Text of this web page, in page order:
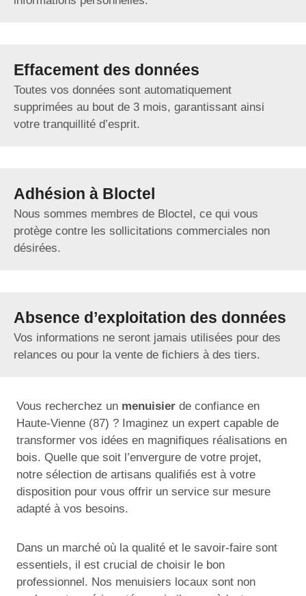
Effacement des données
Toutes vos données sont automatiquement
supprimées au bout de 3 mois, garantissant ainsi
votre tranquillité d’esprit.
Adhésion à Bloctel
Nous sommes membres de Bloctel, ce qui vous
protège contre les sollicitations commerciales non
désirées.
Absence d’exploitation des données
Vos informations ne seront jamais utilisées pour des
relances ou pour la vente de fichiers à des tiers.
Vous recherchez un menuisier de confiance en
Haute-Vienne (87) ? Imaginez un expert capable de
transformer vos idées en magnifiques réalisations en
bois. Quelle que soit l’envergure de votre projet,
notre sélection de artisans qualifiés est à votre
disposition pour vous offrir un service sur mesure
adapté à vos besoins.
Dans un marché où la qualité et le savoir-faire sont
essentiels, il est crucial de choisir le bon
professionnel. Nos menuisiers locaux sont non